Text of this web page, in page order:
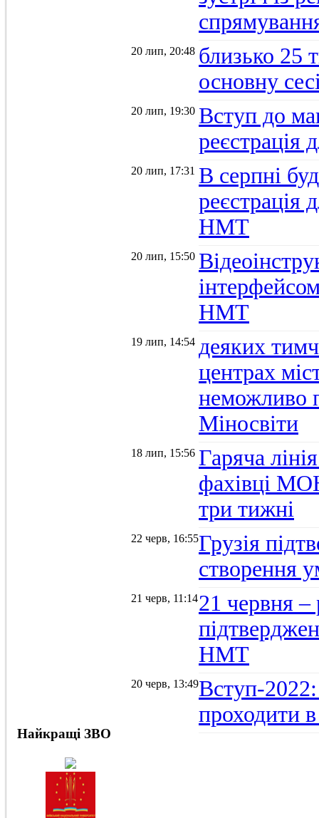
20 лип, 20:48 близько 25
основну
20 лип, 19:30 Вступ до
20 лип, 17:31 В серпні
реєстрація
НМТ
20 лип, 15:50
НМТ
19 лип, 14:54 деяких
центрах
неможливо
Міносвіти
18 лип, 15:56 Гаряча
фахівці
три тижні
22 черв, 16:55Грузія
створення
21 черв, 11:1421 червня –
НМТ
20 черв, 13:49Вступ-
проходити в
Найкращі ЗВО